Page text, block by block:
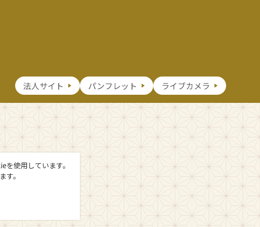
法人サイト パンフレット ライブカメラ
使用しています。
。